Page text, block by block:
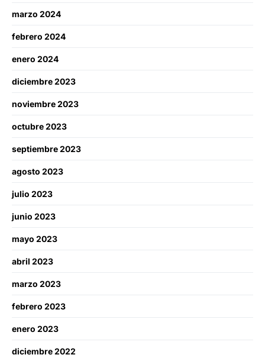
marzo 2024
febrero 2024
enero 2024
diciembre 2023
noviembre 2023
octubre 2023
septiembre 2023
agosto 2023
julio 2023
junio 2023
mayo 2023
abril 2023
marzo 2023
febrero 2023
enero 2023
diciembre 2022